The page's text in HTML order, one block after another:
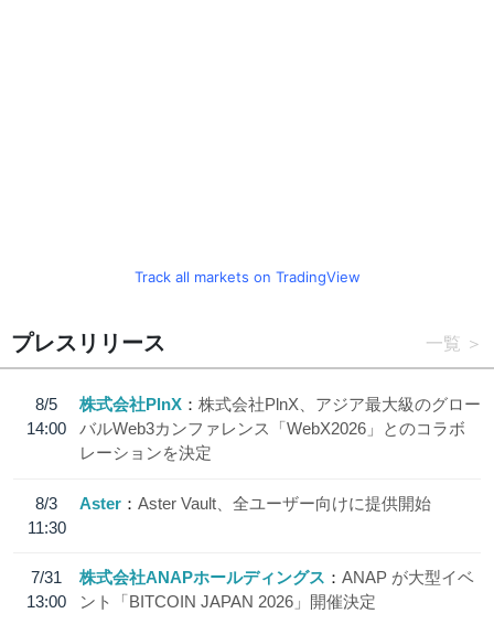
Track all markets on TradingView
プレスリリース 一覧
8/5
14:00
株式会社PlnX
株式会社PlnX、アジア最大級のグロー
バルWeb3カンファレンス「WebX2026」とのコラボ
レーションを決定
8/3
11:30
Aster Aster Vault、全ユーザー向けに提供開始
7/31
13:00
株式会社ANAPホールディングス
ANAP が大型イベ
ント「BITCOIN JAPAN 2026」開催決定